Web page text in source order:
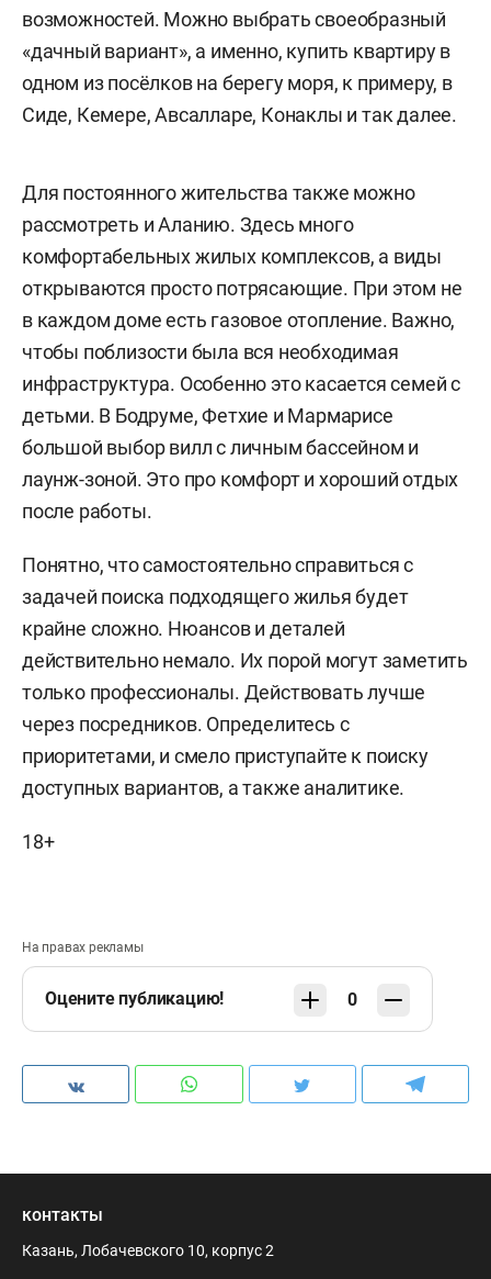
возможностей. Можно выбрать своеобразный
«дачный вариант», а именно, купить квартиру в
одном из посёлков на берегу моря, к примеру, в
Сиде, Кемере, Авсалларе, Конаклы и так далее.
Для постоянного жительства также можно
рассмотреть и Аланию. Здесь много
комфортабельных жилых комплексов, а виды
открываются просто потрясающие. При этом не
в каждом доме есть газовое отопление. Важно,
чтобы поблизости была вся необходимая
инфраструктура. Особенно это касается семей с
детьми. В Бодруме, Фетхие и Мармарисе
большой выбор вилл с личным бассейном и
лаунж-зоной. Это про комфорт и хороший отдых
после работы.
Понятно, что самостоятельно справиться с
задачей поиска подходящего жилья будет
крайне сложно. Нюансов и деталей
действительно немало. Их порой могут заметить
только профессионалы. Действовать лучше
через посредников. Определитесь с
приоритетами, и смело приступайте к поиску
доступных вариантов, а также аналитике.
18+
На правах рекламы
Оцените публикацию! 0
контакты
Казань, Лобачевского 10, корпус 2